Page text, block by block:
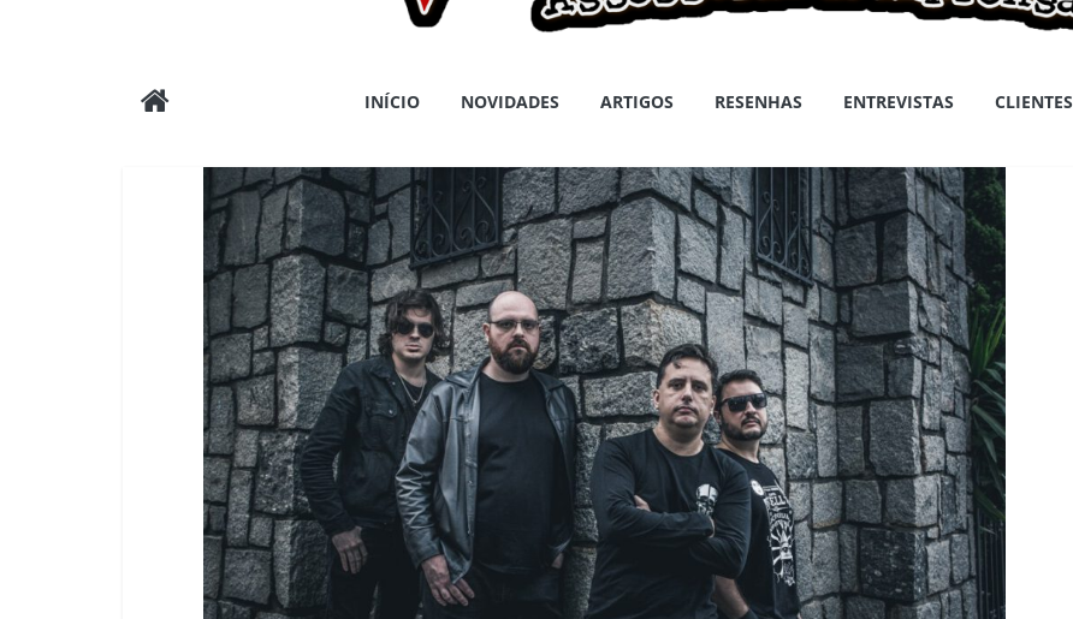
Wargods
Press
Assessoria
Conteúdos
INÍCIO NOVIDADES ARTIGOS RESENHAS ENTREVISTAS CLIENTES